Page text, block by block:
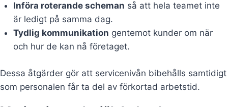
Införa roterande scheman så att hela teamet inte
är ledigt på samma dag.
Tydlig kommunikation gentemot kunder om när
och hur de kan nå företaget.
Dessa åtgärder gör att servicenivån bibehålls samtidigt
som personalen får ta del av förkortad arbetstid.